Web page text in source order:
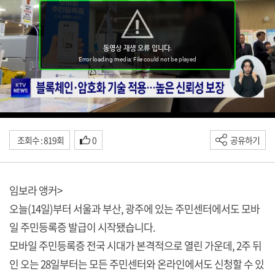
조회수 : 819회 0 공유하기
임보라 앵커>
오늘(14일)부터 서울과 부산, 광주에 있는 주민센터에서도 모바
일 주민등록증 발급이 시작됐습니다.
모바일 주민등록증 전국 시대가 본격적으로 열린 가운데, 2주 뒤
인 오는 28일부터는 모든 주민센터와 온라인에서도 신청할 수 있